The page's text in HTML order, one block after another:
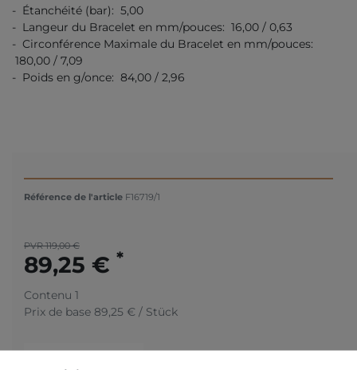
- Étanchéité (bar): 5,00
- Langeur du Bracelet en mm/pouces: 16,00 / 0,63
- Circonférence Maximale du Bracelet en mm/pouces:
180,00 / 7,09
- Poids en g/once: 84,00 / 2,96
Référence de l'article F16719/1
PVR 119,00 €
89,25 € *
Contenu 1
Prix de base 89,25 € / Stück